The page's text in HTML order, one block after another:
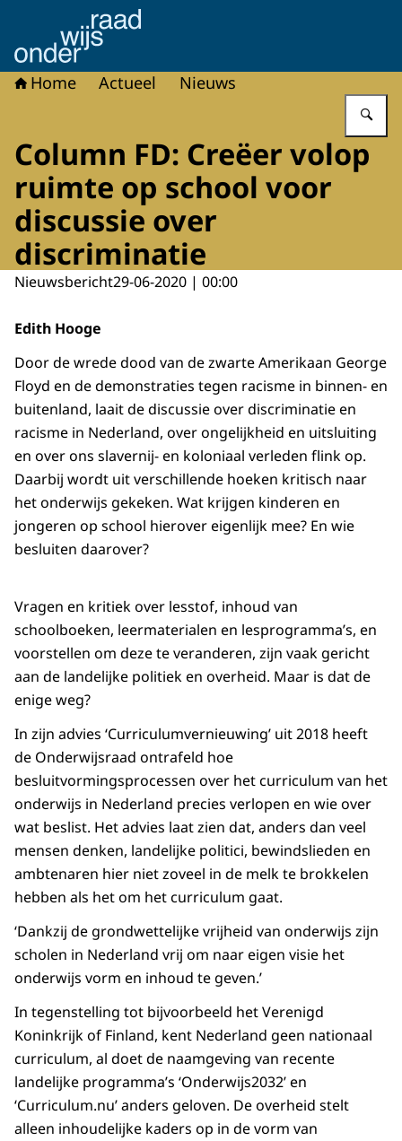
Naar de homepage van Onderwijsraad
Home Actueel Nieuws
Column FD: Creëer volop
ruimte op school voor
discussie over
discriminatie
Nieuwsbericht29-06-2020 | 00:00
Edith Hooge
Door de wrede dood van de zwarte Amerikaan George
Floyd en de demonstraties tegen racisme in binnen- en
buitenland, laait de discussie over discriminatie en
racisme in Nederland, over ongelijkheid en uitsluiting
en over ons slavernij- en koloniaal verleden flink op.
Daarbij wordt uit verschillende hoeken kritisch naar
het onderwijs gekeken. Wat krijgen kinderen en
jongeren op school hierover eigenlijk mee? En wie
besluiten daarover?
Vragen en kritiek over lesstof, inhoud van
schoolboeken, leermaterialen en lesprogramma’s, en
voorstellen om deze te veranderen, zijn vaak gericht
aan de landelijke politiek en overheid. Maar is dat de
enige weg?
In zijn advies ‘Curriculumvernieuwing’ uit 2018 heeft
de Onderwijsraad ontrafeld hoe
besluitvormingsprocessen over het curriculum van het
onderwijs in Nederland precies verlopen en wie over
wat beslist. Het advies laat zien dat, anders dan veel
mensen denken, landelijke politici, bewindslieden en
ambtenaren hier niet zoveel in de melk te brokkelen
hebben als het om het curriculum gaat.
‘Dankzij de grondwettelijke vrijheid van onderwijs zijn
scholen in Nederland vrij om naar eigen visie het
onderwijs vorm en inhoud te geven.’
In tegenstelling tot bijvoorbeeld het Verenigd
Koninkrijk of Finland, kent Nederland geen nationaal
curriculum, al doet de naamgeving van recente
landelijke programma’s ‘Onderwijs2032’ en
‘Curriculum.nu’ anders geloven. De overheid stelt
alleen inhoudelijke kaders op in de vorm van